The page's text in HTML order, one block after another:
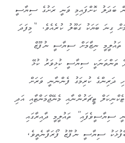
ބަދަލު ކޮށްފައިމި ވަނީ ރަށުގެ ސިޔާސީ
ގިނަ ބަޔަކު ގަބޫލު ކުރެއެވެ. “މިފަދަ
ތައުލީމީ ނިޒާމަށް ސިޔާސީ ނުފޫޒް
ތަންތަނަކީ ސިޔާސީ ކުޅިވަރު ކުޅޭ
ދަރިންގެ ކުރިމަގު ފެންނާނީ ވަރަށް
ޓީޗަރުންނާއި މެނޭޖްމަންޓާއި އަދި
ސިޔާސީވެފައި” ތައުލީމީ ދާއިރާގައި
ސިޔާސީ ނުފޫޒު ފޯރަފާނެތީވެ،